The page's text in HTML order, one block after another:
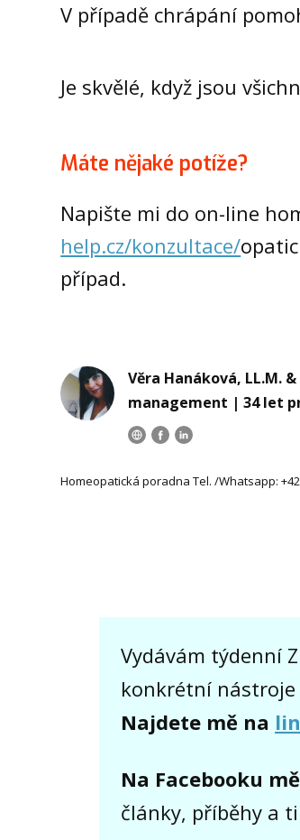
V případě chrápání
Je skvělé, když jsou
Máte nějaké potíže?
Napište mi do on-line
help.cz/konzultace/
případ.
Věra Hanáková, LL.M.
management | 34 let
Homeopatická poradna Tel. /Whatsapp:
Vydávám týdenní
konkrétní nástroje
Najdete mě na
Na Facebooku
články, příběhy a